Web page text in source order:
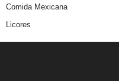
Comida Mexicana
Licores